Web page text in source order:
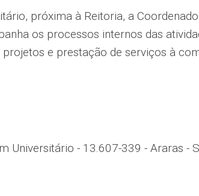
próxima à Reitoria, a
os processos internos das
e prestação de serviços à
Universitário - 13.607-339 - Araras -